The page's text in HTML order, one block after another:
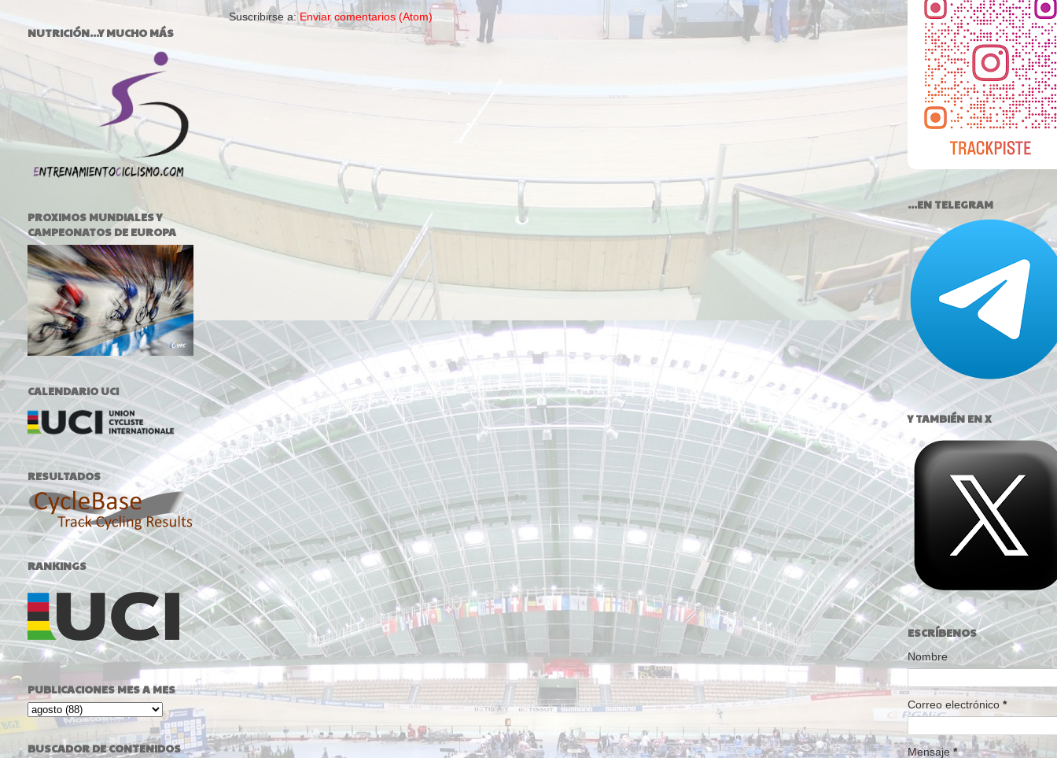
Suscribirse a:Enviar comentarios (Atom)
NUTRICIÓN...Y MUCHO MÁS
PROXIMOS MUNDIALES Y
CAMPEONATOS DE EUROPA
CALENDARIO UCI
RESULTADOS
RANKINGS
PUBLICACIONES MES A MES
BUSCADOR DE CONTENIDOS
...EN TELEGRAM
Y TAMBIÉN EN X
ESCRÍBENOS
Nombre
Correo electrónico *
Mensaje*